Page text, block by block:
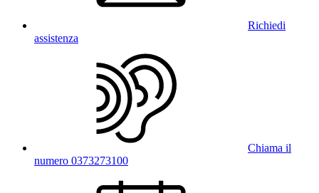
Richiedi
assistenza
Chiama il
numero 0373273100